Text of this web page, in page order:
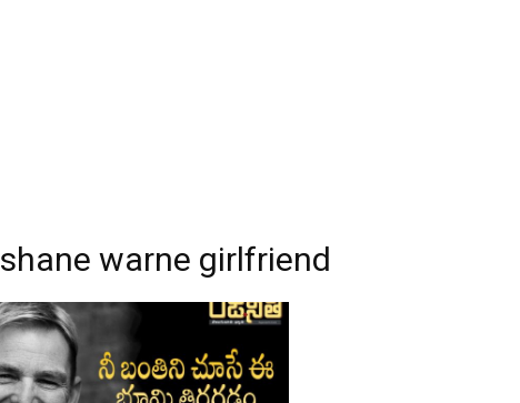
shane warne girlfriend